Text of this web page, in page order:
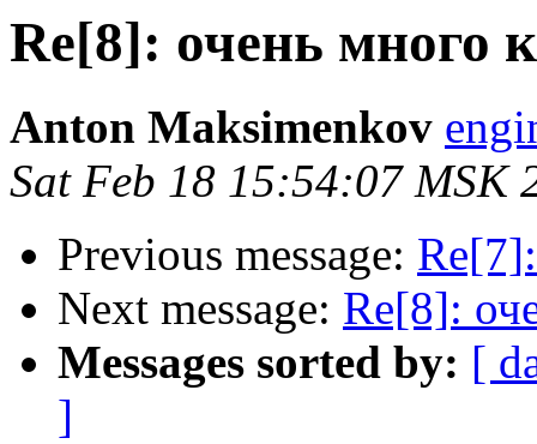
Re[8]: очень много
Anton Maksimenkov
Sat Feb 18 15:54:07 MSK
Previous message:
Next message: Re[8]:
Messages sorted by: [
]